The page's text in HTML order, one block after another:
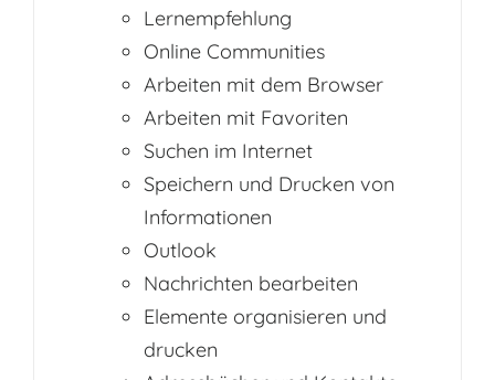
Lernempfehlung
Online Communities
Arbeiten mit dem Browser
Arbeiten mit Favoriten
Suchen im Internet
Speichern und Drucken von
Informationen
Outlook
Nachrichten bearbeiten
Elemente organisieren und
drucken